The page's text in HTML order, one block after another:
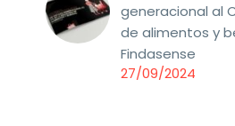
generacional al
de alimentos y
Findasense
27/09/2024